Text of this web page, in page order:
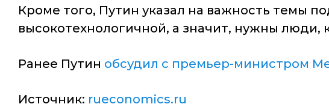
Кроме того, Путин указал на важность темы
высокотехнологичной, а значит, нужны люди,
Ранее Путин обсудил с премьер-министром
Источник: rueconomics.ru